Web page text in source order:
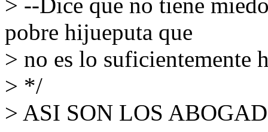
pobre hijueputa que
> no es lo suficientemente
> */
> ASI SON LOS